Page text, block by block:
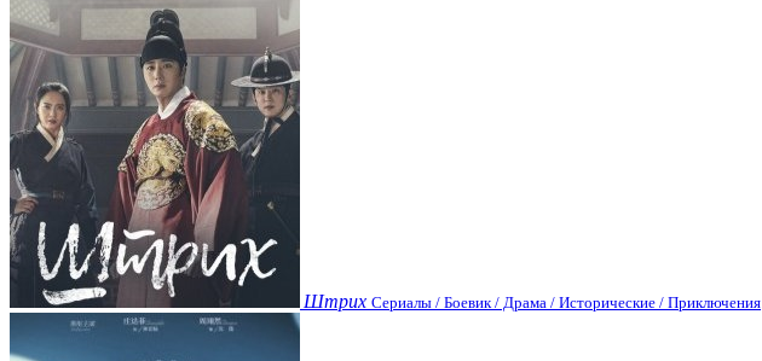
Штрих Сериалы / Боевик / Драма / Исторические / Приключения